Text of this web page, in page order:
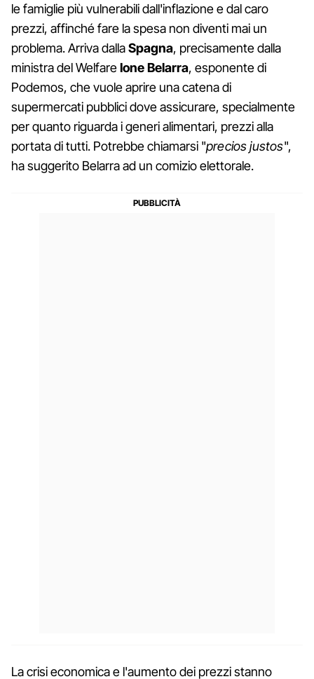
le famiglie più vulnerabili dall'inflazione e dal caro
prezzi, affinché fare la spesa non diventi mai un
problema. Arriva dallaSpagna, precisamente dalla
ministra del WelfareIone Belarra, esponente di
Podemos, che vuole aprire una catena di
supermercati pubblici dove assicurare, specialmente
per quanto riguarda i generi alimentari, prezzi alla
portata di tutti. Potrebbe chiamarsi "precios justos",
ha suggerito Belarra ad un comizio elettorale.
La crisi economica e l'aumento dei prezzi stanno